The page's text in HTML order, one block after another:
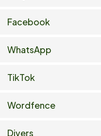
Facebook
WhatsApp
TikTok
Wordfence
Divers